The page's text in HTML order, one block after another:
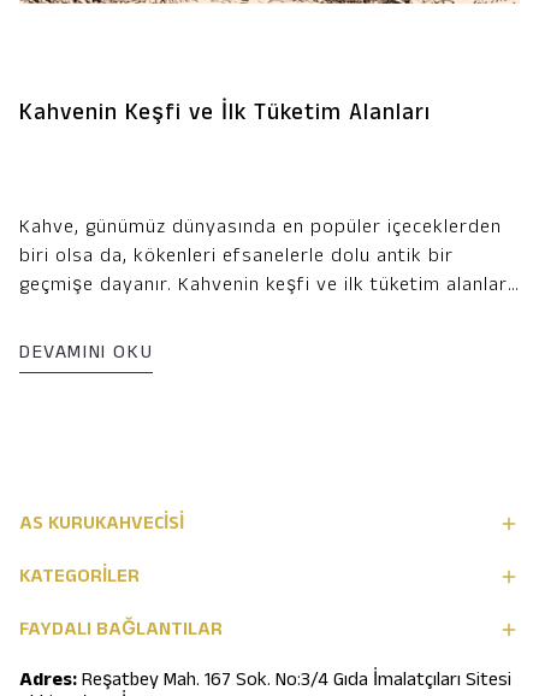
Kahvenin Keşfi ve İlk Tüketim Alanları
Kahve, günümüz dünyasında en popüler içeceklerden
biri olsa da, kökenleri efsanelerle dolu antik bir
geçmişe dayanır. Kahvenin keşfi ve ilk tüketim alanları,
gelenekler ve ticaret yolları etrafında şekillenmiştir.
Bu yazıda, kahvenin doğuşunu ve nasıl küresel bir
DEVAMINI OKU
AS KURUKAHVECİSİ
KATEGORİLER
FAYDALI BAĞLANTILAR
Adres:Reşatbey Mah. 167 Sok. No:3/4 Gıda İmalatçıları Sitesi